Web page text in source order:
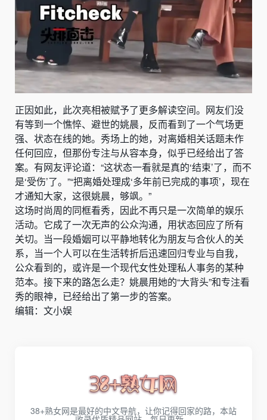
正因如此，此次亮相被赋予了更多解读空间。网友们没
有等到一个憔悴、避世的姚晨，反而看到了一个气场更
强、状态在线的她。秀场上的她，对离婚相关话题未作
任何回应，但那份专注与从容本身，似乎已经给出了答
案。有网友评论道：“这状态一看就是真的‘结束’了，而不
是‘受伤’了。”“把离婚处理成‘多年前已完成的事项’，现在
才通知大家，这很姚晨，够飒。”
这场时尚周的同框看秀，因此不再只是一次简单的娱乐
活动。它成了一次无声的公众沟通，用状态回应了所有
关切。当一段婚姻可以平静地转化为朋友与合伙人的关
系，当一个人可以在生活转折后迅速回归专业与自我，
公众看到的，或许是一个现代女性处理私人事务的某种
范本。接下来的路怎么走？姚晨用她的“大背头”和专注看
秀的眼神，已经给出了第一步的答案。
编辑：文小娱
38+熟女网是最好的中文导航，让你记得回家的路，本站